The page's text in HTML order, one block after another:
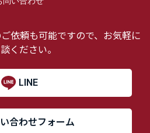
依頼も可能ですので、お気軽に
ください。
LINE
合わせフォーム